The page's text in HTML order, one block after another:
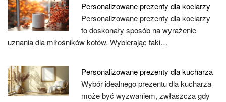
Personalizowane prezenty dla kociarzy
Personalizowane prezenty dla kociarzy
to doskonały sposób na wyrażenie
uznania dla miłośników kotów. Wybierając taki…
Personalizowane prezenty dla kucharza
Wybór idealnego prezentu dla kucharza
może być wyzwaniem, zwłaszcza gdy